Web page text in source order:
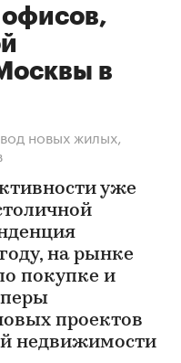
в
новых жилых,
уже
на рынке
покупке и
проектов
недвижимости